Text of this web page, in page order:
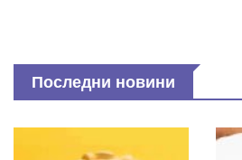
Последни новини